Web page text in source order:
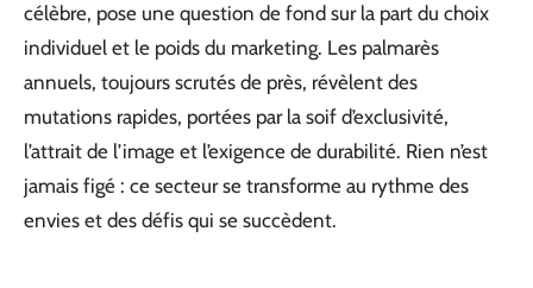
célèbre, pose une question de fond sur la part du choix
individuel et le poids du marketing. Les palmarès
annuels, toujours scrutés de près, révèlent des
mutations rapides, portées par la soif d’exclusivité,
l’attrait de l’image et l’exigence de durabilité. Rien n’est
jamais figé : ce secteur se transforme au rythme des
envies et des défis qui se succèdent.